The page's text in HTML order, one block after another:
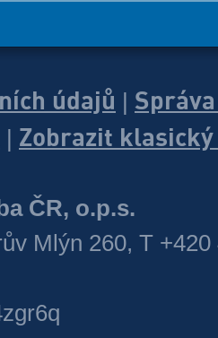
údajů
Zobrazit
ČR, o.p.s.
Mlýn 260, T +420